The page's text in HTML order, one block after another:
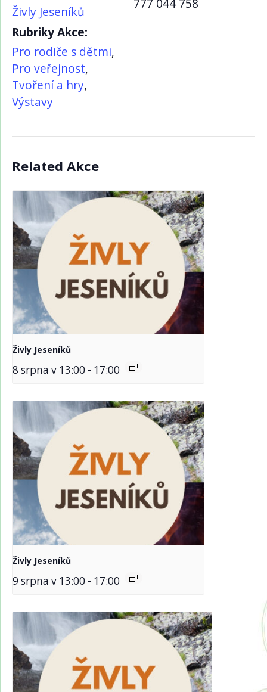
Živly Jeseníků
Rubriky Akce:
Pro rodiče s dětmi,
Pro veřejnost,
Tvoření a hry,
Výstavy
Related Akce
Živly Jeseníků
8 srpna v 13:00 - 17:00
Živly Jeseníků
9 srpna v 13:00 - 17:00